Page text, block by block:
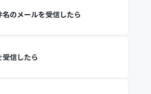
名のメールを受信したら
受信したら